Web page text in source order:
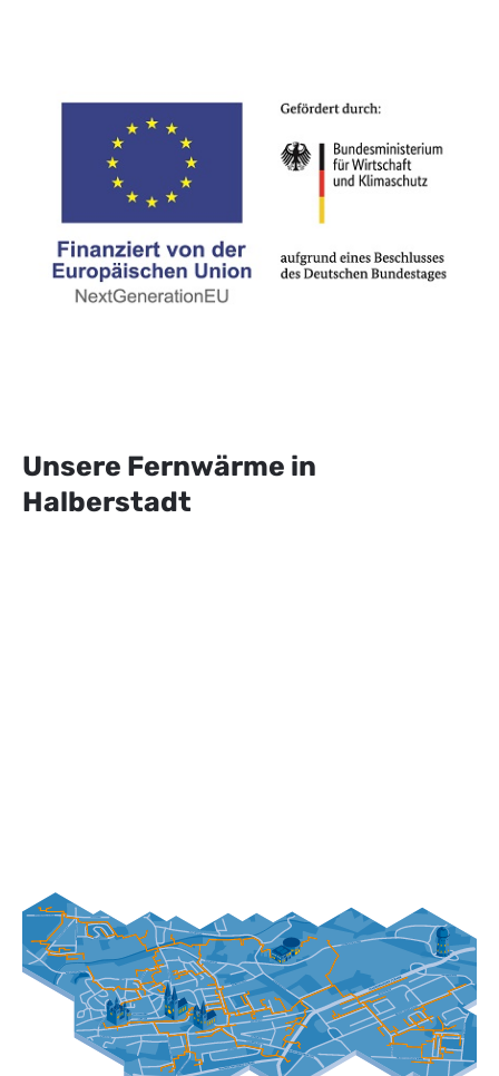
Unsere Fernwärme in
Halberstadt